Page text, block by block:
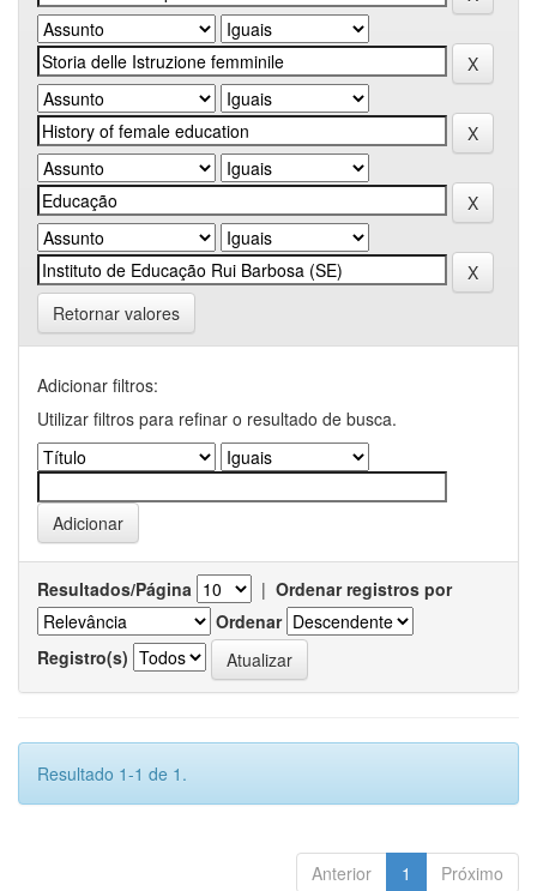
Retornar valores
Adicionar filtros:
Utilizar filtros para refinar o resultado de busca.
Resultados/Página | Ordenar registros por
Ordenar
Registro(s)
Resultado 1-1 de 1.
Anterior 1 Próximo